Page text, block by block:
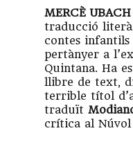
MERCÈ UBACH
traducció
contes
pertànyer a
Quintana. Ha
llibre de text,
terrible títol
traduït
crítica al Núvol